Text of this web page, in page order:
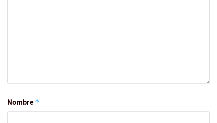
Nombre *